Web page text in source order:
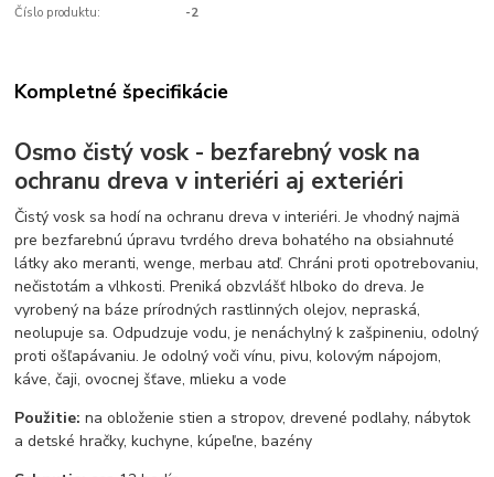
Číslo produktu: -2
Kompletné špecifikácie
Osmo čistý vosk - bezfarebný vosk na
ochranu dreva v interiéri aj exteriéri
Čistý vosk sa hodí na ochranu dreva v interiéri. Je vhodný najmä
pre bezfarebnú úpravu tvrdého dreva bohatého na obsiahnuté
látky ako meranti, wenge, merbau atď. Chráni proti opotrebovaniu,
nečistotám a vlhkosti. Preniká obzvlášť hlboko do dreva. Je
vyrobený na báze prírodných rastlinných olejov, nepraská,
neolupuje sa. Odpudzuje vodu, je nenáchylný k zašpineniu, odolný
proti ošľapávaniu. Je odolný voči vínu, pivu, kolovým nápojom,
káve, čaji, ovocnej šťave, mlieku a vode
Použitie: na obloženie stien a stropov, drevené podlahy, nábytok
a detské hračky, kuchyne, kúpeľne, bazény